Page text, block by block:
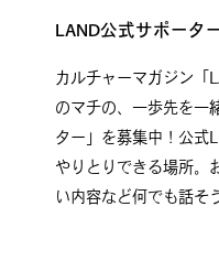
公式
LAND公式サポータ
カルチャーマガジン「
のマチの、一歩先を一
ター」を募集中！公式
やりとりできる場所。
い内容など何でも話そ